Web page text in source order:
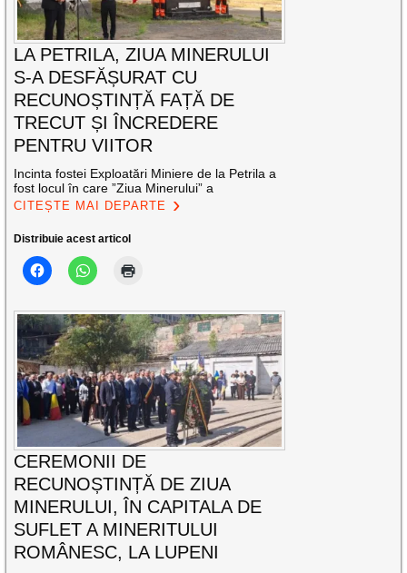
LA PETRILA, ZIUA MINERULUI
S-A DESFĂȘURAT CU
RECUNOȘTINȚĂ FAȚĂ DE
TRECUT ȘI ÎNCREDERE
PENTRU VIITOR
Incinta fostei Exploatări Miniere de la Petrila a
fost locul în care ”Ziua Minerului” a
CITEȘTE MAI DEPARTE
Distribuie acest articol
CEREMONII DE
RECUNOȘTINȚĂ DE ZIUA
MINERULUI, ÎN CAPITALA DE
SUFLET A MINERITULUI
ROMÂNESC, LA LUPENI